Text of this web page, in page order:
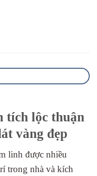
tích lộc thuận
vàng đẹp
linh được nhiều
trong nhà và kích